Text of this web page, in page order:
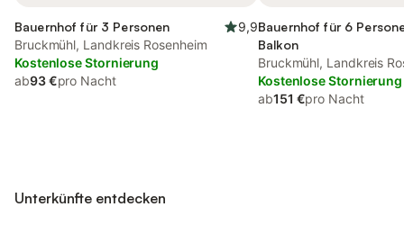
Bauernhof für 3 Personen
9,9
Bruckmühl, Landkreis Rosenheim
Kostenlose Stornierung
ab93 €pro Nacht
Bauernhof für 6
Balkon
Bruckmühl, Landkreis
Kostenlose Stornierung
ab151 €pro Nacht
Unterkünfte entdecken